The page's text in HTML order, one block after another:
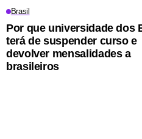
Brasil
Por que universidade dos
terá de suspender curso e
devolver mensalidades a
brasileiros